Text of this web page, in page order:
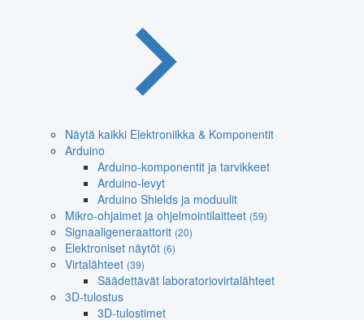
Näytä kaikki Elektroniikka & Komponentit
Arduino
Arduino-komponentit ja tarvikkeet
Arduino-levyt
Arduino Shields ja moduulit
Mikro-ohjaimet ja ohjelmointilaitteet (59)
Signaaligeneraattorit (20)
Elektroniset näytöt (6)
Virtalähteet (39)
Säädettävät laboratoriovirtalähteet
3D-tulostus
3D-tulostimet